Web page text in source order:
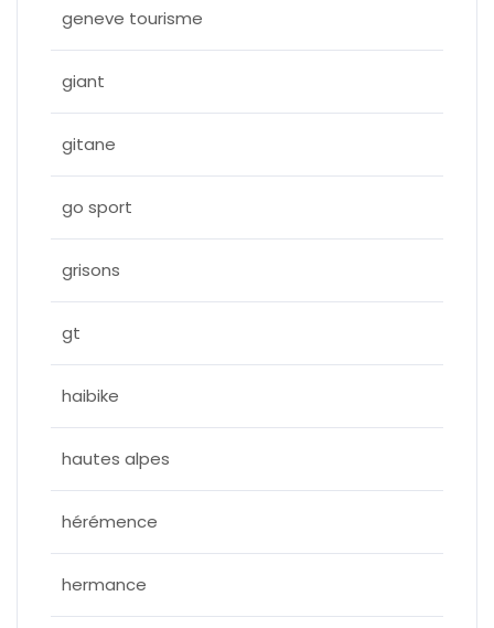
geneve tourisme
giant
gitane
go sport
grisons
gt
haibike
hautes alpes
hérémence
hermance